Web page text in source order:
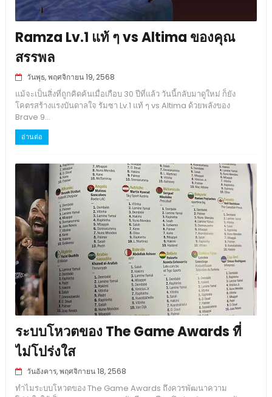
Ramza Lv.1 แท้ ๆ vs Altima ของคุณ
สรรพล
วันพุธ, พฤศจิกายน 19, 2568
แม้จะเป็นสิ่งที่ถูกคิดค้นเมื่อเกือบ 30 ปีที่แล้ว วันนี้กลับมาดูใหม่ ก็ยัง
โคตรสร้างแรงบันดาลใจ รัมซา Lv.1 แท้ ๆ vs Altima ด้วยพลังของ
Brave 9...
อ่านต่อ
ระบบโหวตของ The Game Awards ที่
ไม่โปร่งใส
วันอังคาร, พฤศจิกายน 18, 2568
ทำไมระบบโหวตของ The Game Awards ถึงควรพัฒนาความ